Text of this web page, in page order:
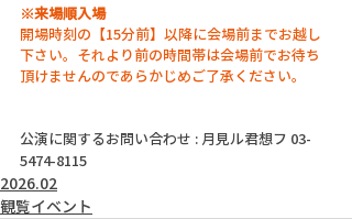
※来場順入場
開場時刻の【15分前】以降に会場前までお越し
下さい。それより前の時間帯は会場前でお待ち
頂けませんのであらかじめご了承ください。
公演に関するお問い合わせ : 月見ル君想フ 03-
5474-8115
2026.02
観覧イベント